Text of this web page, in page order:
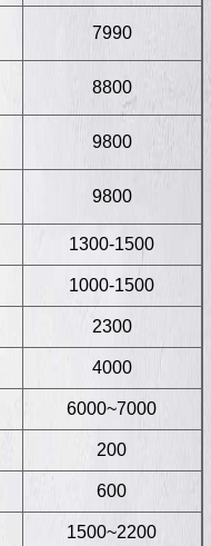
7990
8800
9800
9800
1300-1500
1000-1500
2300
4000
6000~7000
200
600
1500~2200